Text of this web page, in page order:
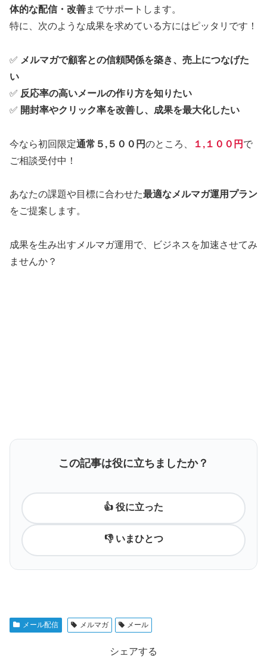
体的な配信・改善までサポートします。
特に、次のような成果を求めている方にはピッタリです！
✅ メルマガで顧客との信頼関係を築き、売上につなげた
い
✅ 反応率の高いメールの作り方を知りたい
✅ 開封率やクリック率を改善し、成果を最大化したい
今なら初回限定通常５,５００円のところ、 １,１００円 で
ご相談受付中！
あなたの課題や目標に合わせた最適なメルマガ運用プラン
をご提案します。
成果を生み出すメルマガ運用で、ビジネスを加速させてみ
ませんか？
この記事は役に立ちましたか？
👍 役に立った
👎 いまひとつ
メール配信 メルマガ メール
シェアする